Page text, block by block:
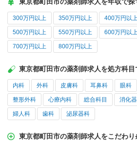
東京都町田市の薬剤師求人を年収で探
300万円以上 350万円以上 400万円以
500万円以上 550万円以上 600万円以
700万円以上 800万円以上
東京都町田市の薬剤師求人を処方科目
内科 外科 皮膚科 耳鼻科 眼科
整形外科 心療内科 総合科目 消化
婦人科 歯科 泌尿器科
東京都町田市の薬剤師求人をこだわり